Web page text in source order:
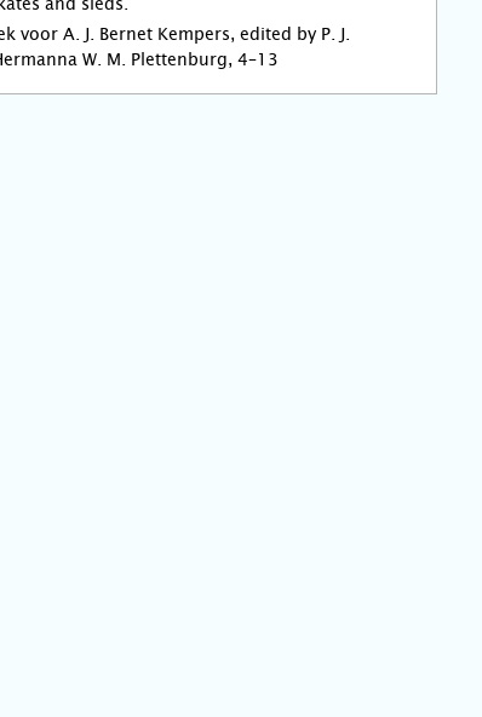
voor A. J. Bernet Kempers, edited by P. J.
W. M. Plettenburg, 4–13